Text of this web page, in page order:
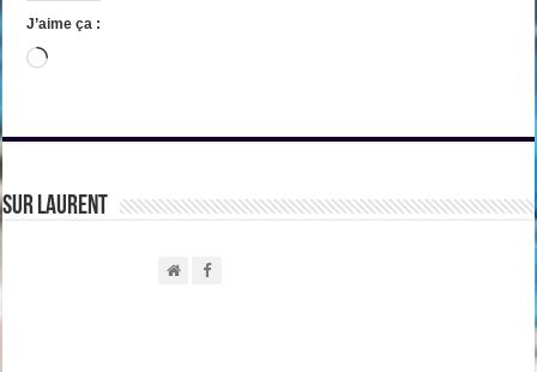
J’aime ça :
Chargement…
sur Laurent